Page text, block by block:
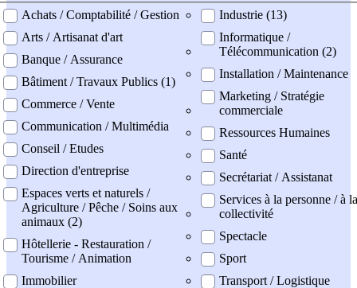
professionel
Achats / Comptabilité / Gestion
Arts / Artisanat d'art
Banque / Assurance
Bâtiment / Travaux Publics (1)
Commerce / Vente
Communication / Multimédia
Conseil / Etudes
Direction d'entreprise
Espaces verts et naturels /
Agriculture / Pêche / Soins aux
animaux (2)
Hôtellerie - Restauration /
Tourisme / Animation
Immobilier
Industrie (13)
Informatique /
Télécommunication (2)
Installation / Maintenance
Marketing / Stratégie
commerciale
Ressources Humaines
Santé
Secrétariat / Assistanat
Services à la personne / à la
collectivité
Spectacle
Sport
Transport / Logistique